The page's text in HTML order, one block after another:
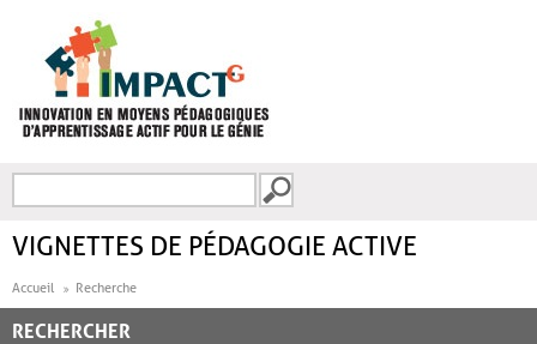
FORMULAIRE DE
VIGNETTES DE PÉDAGOGIE ACTIVE
Accueil Recherche
RECHERCHER